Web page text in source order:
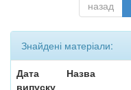
назад
Знайдені матеріали:
Дата
випуску
Назва